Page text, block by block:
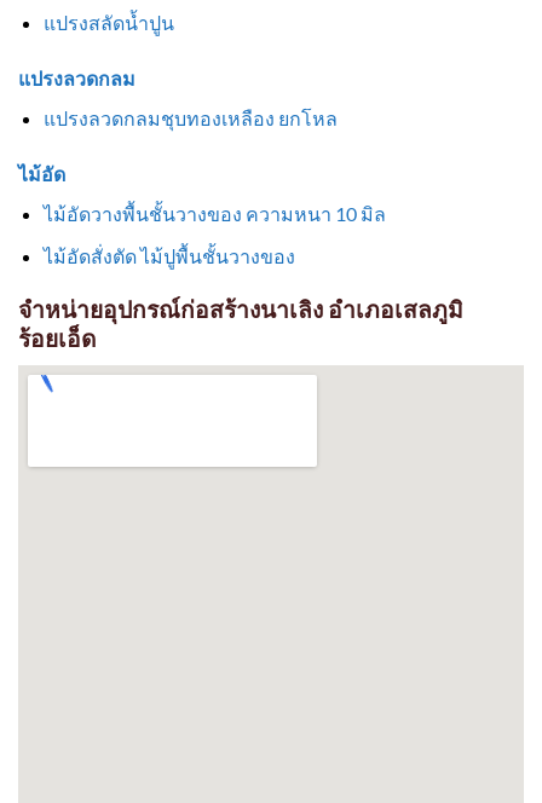
แปรงสลัดน้ำปูน
แปรงลวดกลม
แปรงลวดกลมชุบทองเหลือง ยกโหล
ไม้อัด
ไม้อัดวางพื้นชั้นวางของ ความหนา 10 มิล
ไม้อัดสั่งตัด ไม้ปูพื้นชั้นวางของ
จำหน่ายอุปกรณ์ก่อสร้างนาเลิง อำเภอเสลภูมิ
ร้อยเอ็ด